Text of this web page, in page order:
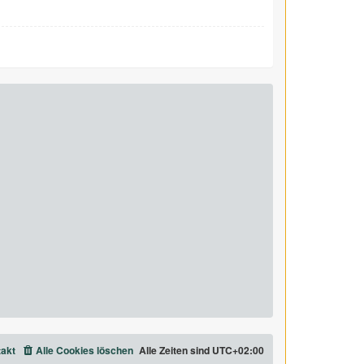
Alle Zeiten sind UTC+02:00
Alle Cookies löschen